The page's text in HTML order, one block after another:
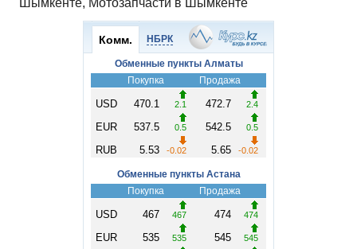
Шымкенте, Мотозапчасти в Шымкенте